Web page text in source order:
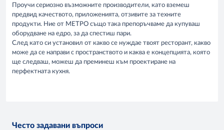
Проучи сериозно възможните производители, като вземеш
предвид качеството, приложенията, отзивите за техните
продукти. Ние от МЕТРО също така препоръчваме да купуваш
оборудване на едро, за да спестиш пари.
След като си установил от какво се нуждае твоят ресторант, какво
може да се направи с пространството и каква е концепцията, която
ще следваш, можеш да преминеш към проектиране на
перфектната кухня.
Често задавани въпроси